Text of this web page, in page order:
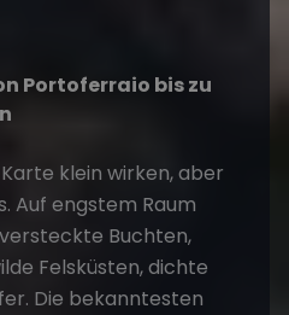
Portoferraio bis zu
klein wirken, aber
Auf engstem Raum
Buchten,
Felsküsten, dichte
Die bekanntesten